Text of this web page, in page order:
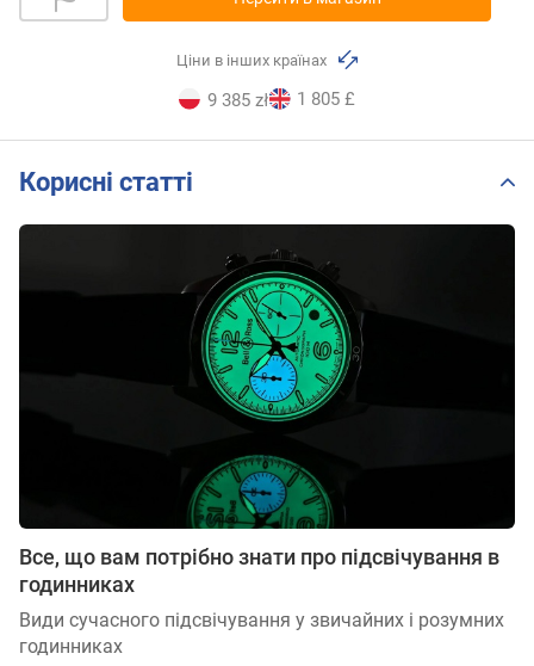
Ціни в інших країнах
9 385 zł 1 805 £
Корисні статті
Все, що вам потрібно знати про підсвічування в
годинниках
Види сучасного підсвічування у звичайних і розумних
годинниках